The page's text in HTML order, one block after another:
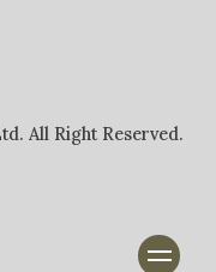
All Right Reserved.